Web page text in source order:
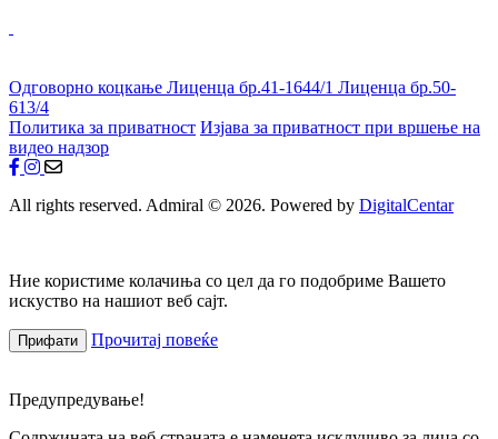
Одговорно коцкање Лиценца бр.41-1644/1 Лиценца бр.50-
613/4
Политика за приватност Изјава за приватност при вршење на
видео надзор
All rights reserved. Admiral © 2026. Powered by DigitalCentar
Ние користиме колачиња со цел да го подобриме Вашето
искуство на нашиот веб сајт.
Прифати Прочитај повеќе
Предупредување!